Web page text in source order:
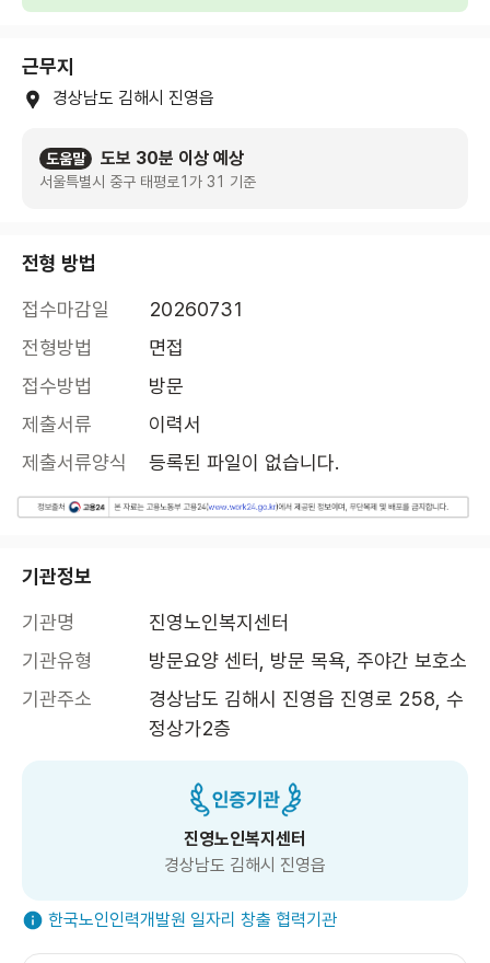
근무지
경상남도 김해시 진영읍
도움말 도보 30분 이상 예상
서울특별시 중구 태평로1가 31 기준
전형 방법
접수마감일
20260731
전형방법
면접
접수방법
방문
제출서류
이력서
제출서류양식
등록된 파일이 없습니다.
기관정보
기관명
진영노인복지센터
기관유형
방문요양 센터, 방문 목욕, 주야간 보호소
기관주소
경상남도 김해시 진영읍 진영로 258, 수
정상가2층
진영노인복지센터
경상남도 김해시 진영읍
한국노인인력개발원 일자리 창출 협력기관